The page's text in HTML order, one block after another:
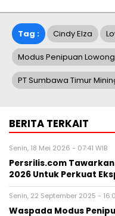
Tag : Cindy Elza
Modus Penipuan
PT Sumbawa Timur
BERITA TERKAIT
Senin, 18 Mei 2026 - 07:41 WIB
Persrilis.com Tawarkan
2026 Untuk Perkuat
Senin, 22 September 2025 -
Waspada Modus